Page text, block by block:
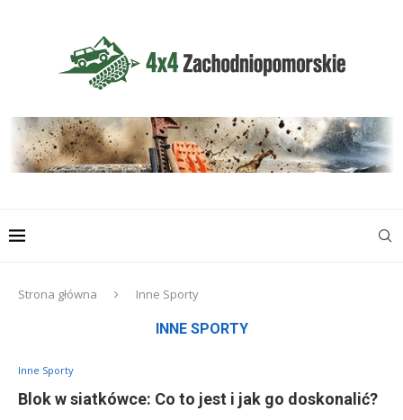
Strona główna Inne Sporty
INNE SPORTY
Inne Sporty
Blok w siatkówce: Co to jest i jak go doskonalić?